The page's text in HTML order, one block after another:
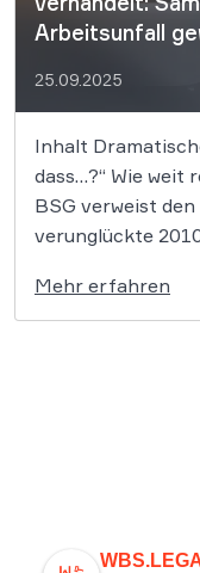
Arbeitsunfall
25.09.2025
Inhalt
dass…?“ Wie weit
BSG verweist
verunglückte
mit der Frage, ob
Mehr erfahren